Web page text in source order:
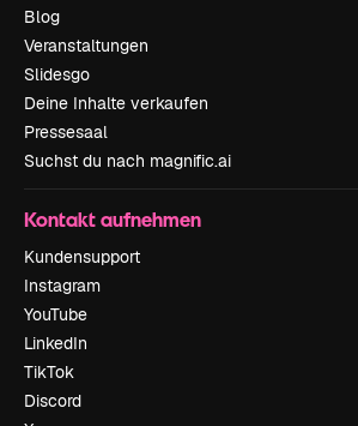
Blog
Veranstaltungen
Slidesgo
Deine Inhalte verkaufen
Pressesaal
Suchst du nach magnific.ai
Kontakt aufnehmen
Kundensupport
Instagram
YouTube
LinkedIn
TikTok
Discord